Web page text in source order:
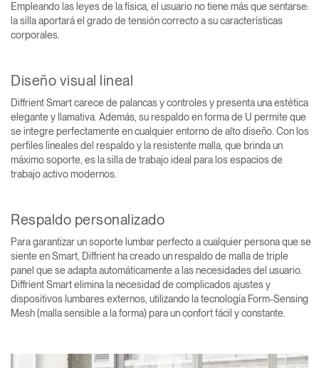
Empleando las leyes de la física, el usuario no tiene más que sentarse:
la silla aportará el grado de tensión correcto a su características
corporales.
Diseño visual lineal
Diffrient Smart carece de palancas y controles y presenta una estética
elegante y llamativa. Además, su respaldo en forma de U permite que
se integre perfectamente en cualquier entorno de alto diseño. Con los
perfiles lineales del respaldo y la resistente malla, que brinda un
máximo soporte, es la silla de trabajo ideal para los espacios de
trabajo activo modernos.
Respaldo personalizado
Para garantizar un soporte lumbar perfecto a cualquier persona que se
siente en Smart, Diffrient ha creado un respaldo de malla de triple
panel que se adapta automáticamente a las necesidades del usuario.
Diffrient Smart elimina la necesidad de complicados ajustes y
dispositivos lumbares externos, utilizando la tecnología Form-Sensing
Mesh (malla sensible a la forma) para un confort fácil y constante.